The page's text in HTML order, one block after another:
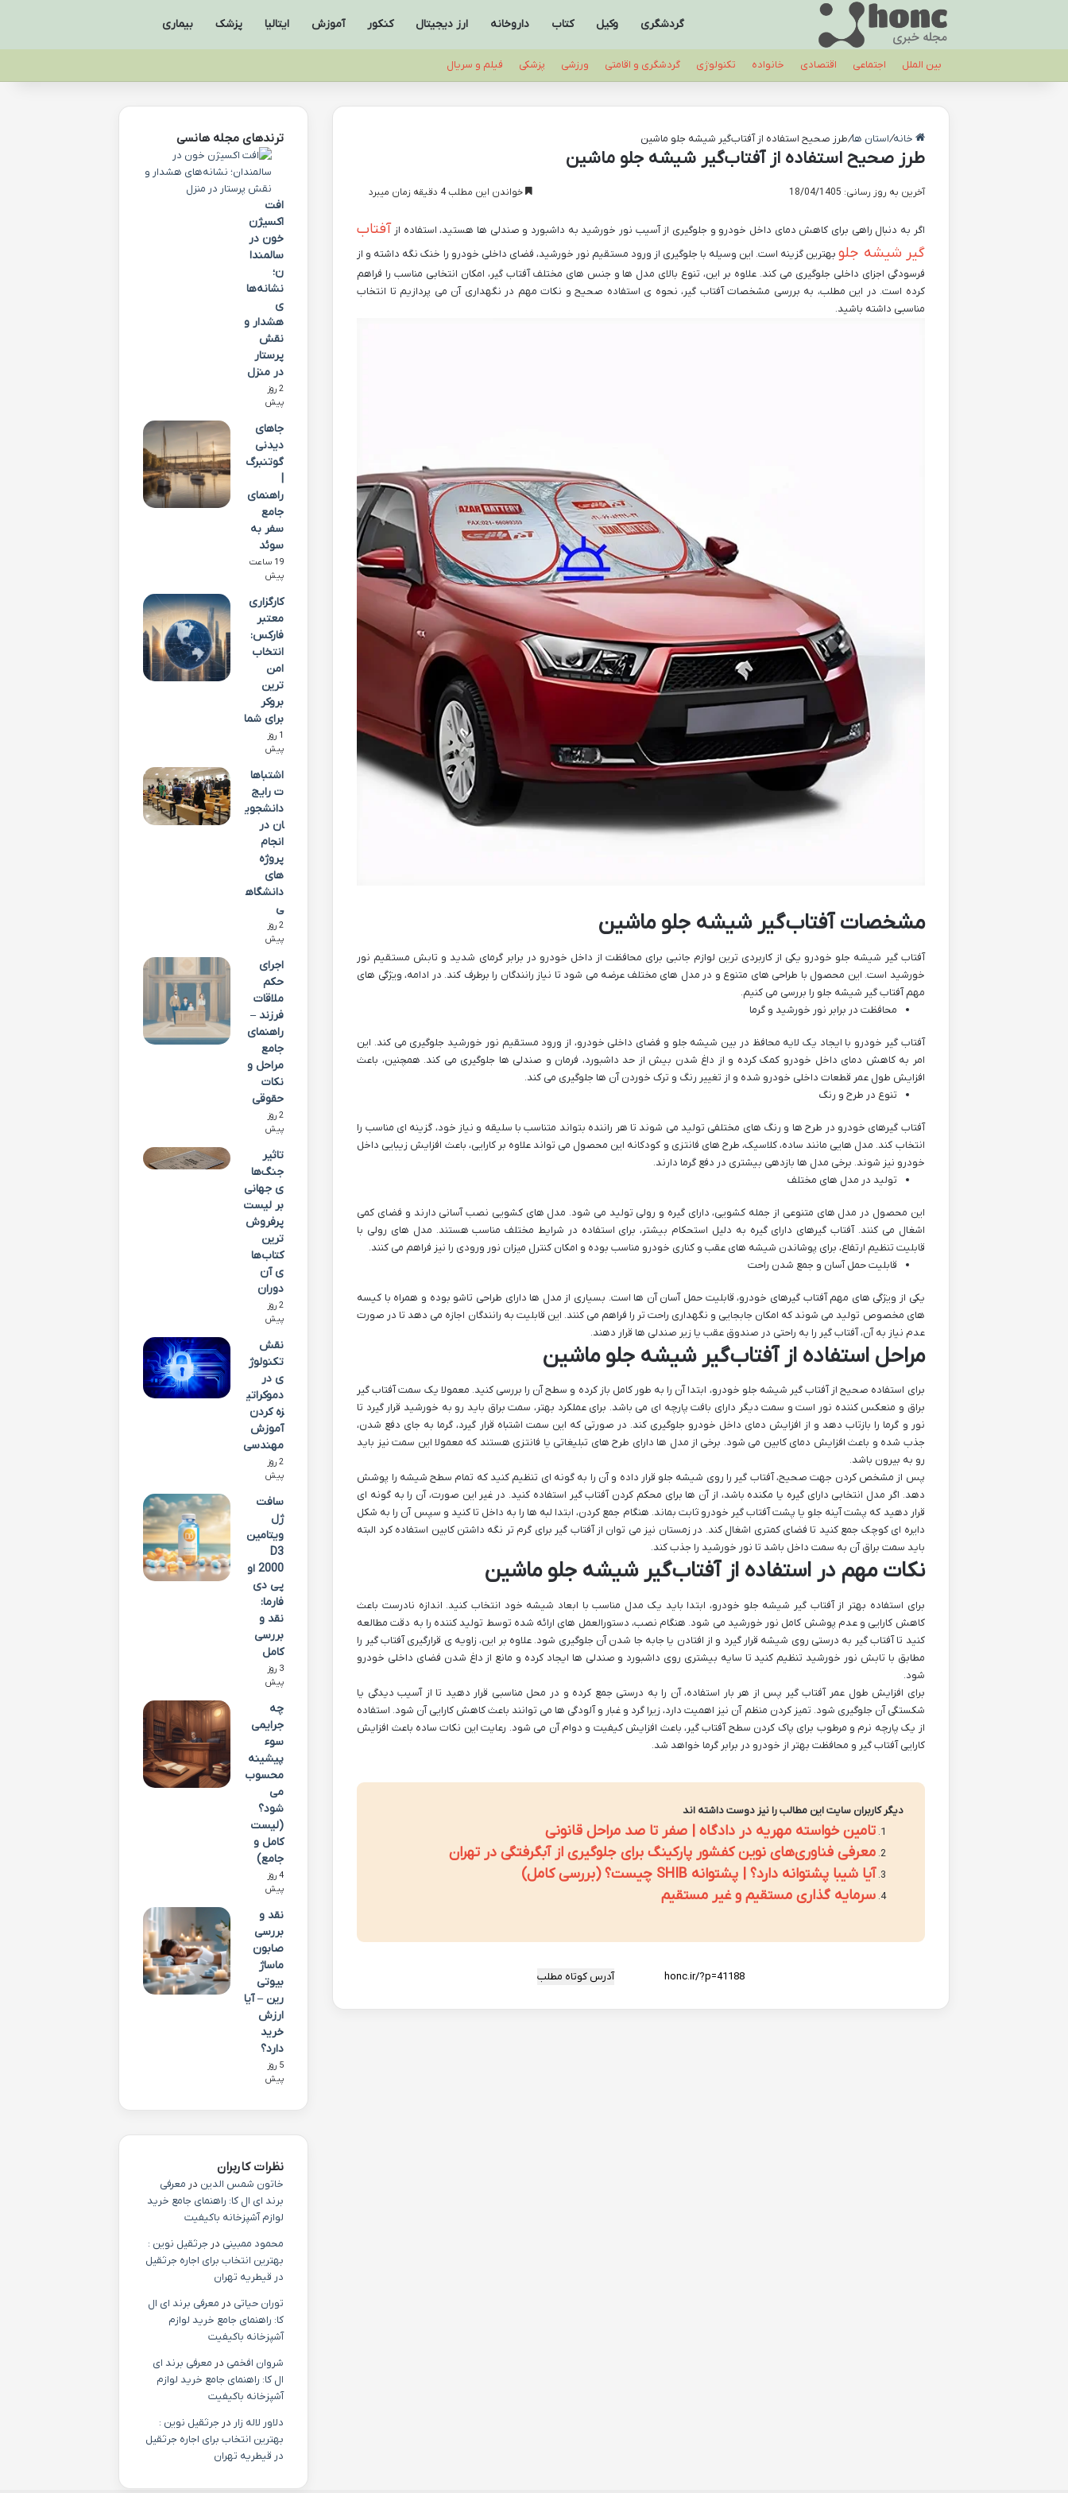
گردشگری وکیل کتاب داروخانه ارز دیجیتال کنکور آموزش ایتالیا پزشک بیماری
بین الملل اجتماعی اقتصادی خانواده تکنولوژی گردشگری و اقامتی ورزشی پزشکی فیلم و سریال
خانه/استان ها/طرز صحیح استفاده از آفتاب‌گیر شیشه جلو ماشین
طرز صحیح استفاده از آفتاب‌گیر شیشه جلو ماشین
آخرین به روز رسانی: 18/04/1405 خواندن این مطلب 4 دقیقه زمان میبرد
اگر به دنبال راهی برای کاهش دمای داخل خودرو و جلوگیری از آسیب نور خورشید به داشبورد و صندلی ‌ها هستید، استفاده از آفتاب‌
گیر شیشه جلوبهترین گزینه است. این وسیله با جلوگیری از ورود مستقیم نور خورشید، فضای داخلی خودرو را خنک نگه داشته و از
فرسودگی اجزای داخلی جلوگیری می ‌کند. علاوه بر این، تنوع بالای مدل‌ ها و جنس ‌های مختلف آفتاب گیر، امکان انتخابی مناسب را فراهم
کرده است. در این مطلب، به بررسی مشخصات آفتاب‌ گیر، نحوه ی استفاده صحیح و نکات مهم در نگهداری آن می ‌پردازیم تا انتخاب
مناسبی داشته باشید.
مشخصات آفتاب‌گیر شیشه جلو ماشین
آفتاب ‌گیر شیشه جلو خودرو یکی از کاربردی ‌ترین لوازم جانبی برای محافظت از داخل خودرو در برابر گرمای شدید و تابش مستقیم نور
خورشید است. این محصول با طراحی ‌های متنوع و در مدل ‌های مختلف عرضه می ‌شود تا نیاز رانندگان را برطرف کند. در ادامه، ویژگی ‌های
مهم آفتاب ‌گیر شیشه جلو را بررسی می ‌کنیم.
محافظت در برابر نور خورشید و گرما
آفتاب ‌گیر خودرو با ایجاد یک لایه محافظ در بین شیشه جلو و فضای داخلی خودرو، از ورود مستقیم نور خورشید جلوگیری می ‌کند. این
امر به کاهش دمای داخل خودرو کمک کرده و از داغ شدن بیش از حد داشبورد، فرمان و صندلی ‌ها جلوگیری می ‌کند. همچنین، باعث
افزایش طول عمر قطعات داخلی خودرو شده و از تغییر رنگ و ترک خوردن آن ‌ها جلوگیری می ‌کند.
تنوع در طرح و رنگ
آفتاب ‌گیرهای خودرو در طرح ‌ها و رنگ ‌های مختلفی تولید می ‌شوند تا هر راننده بتواند متناسب با سلیقه و نیاز خود، گزینه ‌ای مناسب را
انتخاب کند. مدل ‌هایی مانند ساده، کلاسیک، طرح ‌های فانتزی و کودکانه این محصول می ‌تواند علاوه بر کارایی، باعث افزایش زیبایی داخل
خودرو نیز شوند. برخی مدل ‌ها بازدهی بیشتری در دفع گرما دارند.
تولید در مدل ‌های مختلف
این محصول در مدل ‌های متنوعی از جمله کشویی، دارای گیره و رولی تولید می ‌شود. مدل ‌های کشویی نصب آسانی دارند و فضای کمی
اشغال می ‌کنند. آفتاب ‌گیرهای دارای گیره به دلیل استحکام بیشتر، برای استفاده در شرایط مختلف مناسب هستند. مدل ‌های رولی با
قابلیت تنظیم ارتفاع، برای پوشاندن شیشه ‌های عقب و کناری خودرو مناسب بوده و امکان کنترل میزان نور ورودی را نیز‌ فراهم می ‌کنند.
قابلیت حمل آسان و جمع شدن راحت
یکی از ویژگی ‌های مهم آفتاب ‌گیرهای خودرو، قابلیت حمل آسان آن ‌ها است. بسیاری از مدل ‌ها دارای طراحی تاشو بوده و همراه با کیسه
‌های مخصوص تولید می ‌شوند که امکان جابجایی و نگهداری راحت ‌تر را فراهم می ‌کنند. این قابلیت به رانندگان اجازه می ‌دهد تا در صورت
عدم نیاز به آن، آفتاب ‌گیر را به راحتی در صندوق عقب یا زیر صندلی ‌ها قرار دهند.
مراحل استفاده از آفتاب‌گیر شیشه جلو ماشین
برای استفاده صحیح از آفتاب ‌گیر شیشه جلو خودرو، ابتدا آن را به طور کامل باز کرده و سطح آن را بررسی کنید. معمولا یک سمت آفتاب ‌گیر
براق و منعکس‌ کننده نور است و سمت دیگر دارای بافت پارچه ‌ای می ‌باشد. برای عملکرد بهتر، سمت براق باید رو به خورشید قرار گیرد تا
نور و گرما را بازتاب دهد و از افزایش دمای داخل خودرو جلوگیری کند. در صورتی که این سمت اشتباه قرار گیرد، گرما به جای دفع شدن،
جذب شده و باعث افزایش دمای کابین می‌ شود. برخی از مدل‌ ها دارای طرح‌ های تبلیغاتی یا فانتزی هستند که معمولا این سمت نیز باید
رو به بیرون باشد.
پس از مشخص کردن جهت صحیح، آفتاب ‌گیر را روی شیشه جلو قرار داده و آن را به گونه ‌ای تنظیم کنید که تمام سطح شیشه را پوشش
دهد. اگر مدل انتخابی دارای گیره یا مکنده باشد، از آن ‌ها برای محکم کردن آفتاب ‌گیر استفاده کنید. در غیر این صورت، آن را به گونه ‌ای
قرار دهید که پشت آینه جلو یا پشت آفتاب ‌گیر خودرو ثابت بماند. هنگام جمع کردن، ابتدا لبه ‌ها را به داخل تا کنید و سپس آن را به شکل
دایره‌ ای کوچک جمع کنید تا فضای کمتری اشغال کند. در زمستان نیز می ‌توان از آفتاب ‌گیر برای گرم ‌تر نگه داشتن کابین استفاده کرد البته
باید سمت براق آن به سمت داخل باشد تا نور خورشید را جذب کند.
نکات مهم در استفاده از آفتاب‌گیر شیشه جلو ماشین
برای استفاده بهتر از آفتاب‌ گیر شیشه جلو خودرو، ابتدا باید یک مدل مناسب با ابعاد شیشه خود انتخاب کنید. اندازه نادرست باعث
کاهش کارایی و عدم پوشش کامل نور خورشید می ‌شود. هنگام نصب، دستورالعمل‌ های ارائه شده توسط تولید کننده را به دقت مطالعه
کنید تا آفتاب‌ گیر به درستی روی شیشه قرار گیرد و از افتادن یا جابه ‌جا شدن آن جلوگیری شود. علاوه بر این، زاویه‌ ی قرارگیری آفتاب‌ گیر را
مطابق با تابش نور خورشید تنظیم کنید تا سایه بیشتری روی داشبورد و صندلی‌ ها ایجاد کرده و مانع از داغ شدن فضای داخلی خودرو
شود.
برای افزایش طول عمر آفتاب‌ گیر پس از هر بار استفاده، آن را به درستی جمع کرده و در محل مناسبی قرار دهید تا از آسیب دیدگی یا
شکستگی آن جلوگیری شود. تمیز کردن منظم آن نیز اهمیت دارد، زیرا گرد و غبار و آلودگی‌ ها می ‌توانند باعث کاهش کارایی آن شود. استفاده
از یک پارچه نرم و مرطوب برای پاک کردن سطح آفتاب‌ گیر، باعث افزایش کیفیت و دوام آن می شود. رعایت این نکات ساده باعث افزایش
کارایی آفتاب‌ گیر و محافظت بهتر از خودرو در برابر گرما خواهد شد.
دیگر کاربران سایت این مطالب را نیز دوست داشته اند
تامین خواسته مهریه در دادگاه | صفر تا صد مراحل قانونی
معرفی فناوری‌های نوین کفشور پارکینگ برای جلوگیری از آبگرفتگی در تهران
آیا شیبا پشتوانه دارد؟ | پشتوانه SHIB چیست؟ (بررسی کامل)
سرمایه گذاری مستقیم و غیر مستقیم
آدرس کوتاه مطلب
ترندهای مجله هانسی
افت
اکسیژن
خون در
سالمندا
ن؛
نشانه‌ها
ی
هشدار و
نقش
پرستار
در منزل
2 روز
پیش
جاهای
دیدنی
گوتنبرگ
|
راهنمای
جامع
سفر به
سوئد
19 ساعت
پیش
کارگزاری
معتبر
فارکس:
انتخاب
امن
ترین
بروکر
برای شما
1 روز
پیش
اشتباها
ت رایج
دانشجوی
ان در
انجام
پروژه
های
دانشگاه
ی
2 روز
پیش
اجرای
حکم
ملاقات
فرزند –
راهنمای
جامع
مراحل و
نکات
حقوقی
2 روز
پیش
تاثیر
جنگ‌ها
ی جهانی
بر لیست
پرفروش‌
ترین
کتاب‌ها
ی آن
دوران
2 روز
پیش
نقش
تکنولوژ
ی در
دموکراتی
زه کردن
آموزش
مهندسی
2 روز
پیش
سافت
ژل
ویتامین
D3
2000 او
پی دی
فارما:
نقد و
بررسی
کامل
3 روز
پیش
چه
جرایمی
سوء
پیشینه
محسوب
می
شود؟
(لیست
کامل و
جامع)
4 روز
پیش
نقد و
بررسی
صابون
ماساژ
بیوتی
رین – آیا
ارزش
خرید
دارد؟
5 روز
پیش
نظرات کاربران
خاتون شمس الدین در معرفی
برند ای ال کا: راهنمای جامع خرید
لوازم آشپزخانه باکیفیت
محمود ممبینی در جرثقیل نوین :
بهترین انتخاب برای اجاره جرثقیل
در قیطریه تهران
توران حیاتی در معرفی برند ای ال
کا: راهنمای جامع خرید لوازم
آشپزخانه باکیفیت
شروان افخمی در معرفی برند ای
ال کا: راهنمای جامع خرید لوازم
آشپزخانه باکیفیت
دلاور لاله زار در جرثقیل نوین :
بهترین انتخاب برای اجاره جرثقیل
در قیطریه تهران